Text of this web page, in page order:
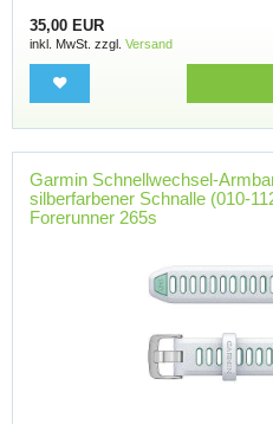
35,00 EUR
inkl. MwSt. zzgl. Versand
Garmin Schnellwechsel-
silberfarbener Schnalle (010-
Forerunner 265s